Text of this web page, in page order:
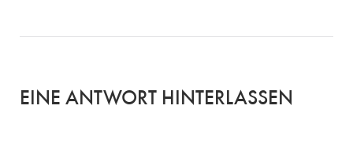
EINE ANTWORT HINTERLASSEN